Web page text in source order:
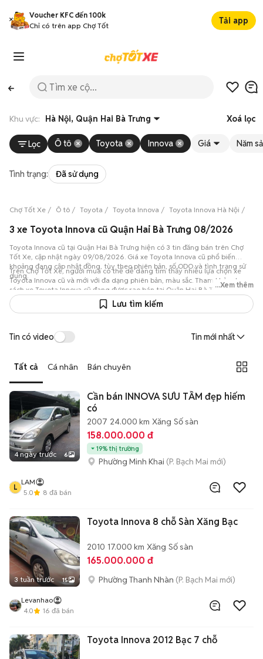
Voucher KFC đến 100k
Chỉ có trên app Chợ Tốt
Tải app
Khu vực: Hà Nội, Quận Hai Bà Trưng Xoá lọc
Lọc Ô tô Toyota Innova Giá Năm
Tình trạng: Đã sử dụng
Chợ Tốt Xe Ô tô Toyota Toyota Innova Toyota Innova Hà Nội
3 xe Toyota Innova cũ Quận Hai Bà Trưng 08/2026
Toyota Innova cũ tại Quận Hai Bà Trưng hiện có 3 tin đăng bán trên Chợ
Tốt Xe, cập nhật ngày 09/08/2026. Giá xe Toyota Innova cũ phổ biến
khoảng đang cập nhật đồng, tùy theo phiên bản, số ODO và tình trạng sử
dụng.
Trên Chợ Tốt Xe, người mua có thể dễ dàng tìm thấy nhiều lựa chọn xe
Toyota Innova cũ và mới với đa dạng phiên bản, màu sắc. Tham khảo danh
sách xe Toyota Innova cũ đang được rao bán tại Quận Hai Bà Trưng trên
Chợ Tốt Xe để so sánh giá cả và tình trạng sử dụng, từ đó lựa chọn được
chiếc xe phù hợp nhất với nhu cầu và ngân sách của mình.
...Xem thêm
Lưu tìm kiếm
Tin có video Tin mới nhất
Tất cả Cá nhân Bán chuyên
4 ngày trước 6
Cần bán INNOVA SƯU TẦM đẹp hiếm
có
2007 24.000 km Xăng Số sàn
158.000.000 đ
19% thị trường
Phường Minh Khai (P. Bạch Mai mới)
L
LAM
5.0
8 đã bán
3 tuần trước 15
Toyota Innova 8 chỗ Sàn Xăng Bạc
2010 17.000 km Xăng Số sàn
165.000.000 đ
Phường Thanh Nhàn (P. Bạch Mai mới)
Levanhao
4.0
16 đã bán
Toyota Innova 2012 Bạc 7 chỗ